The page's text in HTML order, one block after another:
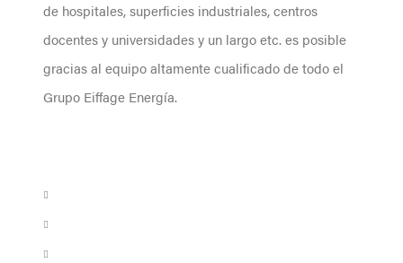
de hospitales, superficies industriales, centros
docentes y universidades y un largo etc. es posible
gracias al equipo altamente cualificado de todo el
Grupo Eiffage Energía.